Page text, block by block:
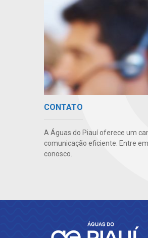
CONTATO
A Águas do Piauí oferece um
comunicação eficiente. Entre
conosco.